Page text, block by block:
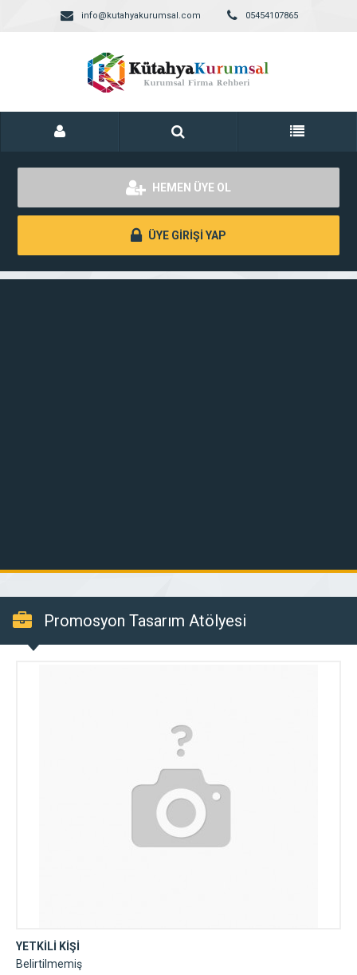
info@kutahyakurumsal.com 05454107865
HEMEN ÜYE OL
ÜYE GİRİŞİ YAP
Promosyon Tasarım Atölyesi
YETKİLİ KİŞİ
Belirtilmemiş